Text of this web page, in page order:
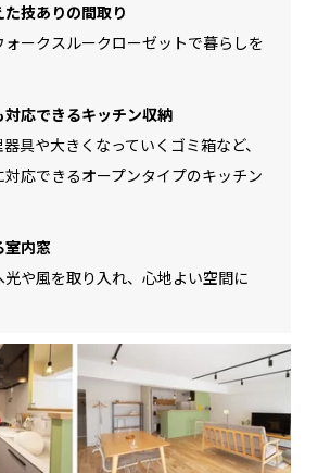
技ありの間取り
ークスルークローゼットで暮らしを
応できるキッチン収納
具や大きくなっていくゴミ箱など、
応できるオープンタイプのキッチン
室内窓
や風を取り入れ、心地よい空間に